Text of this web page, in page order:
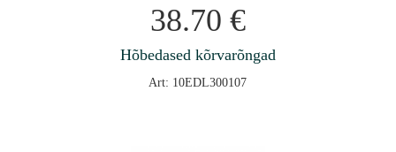
38.70 €
Hõbedased kõrvarõngad
Art: 10EDL300107